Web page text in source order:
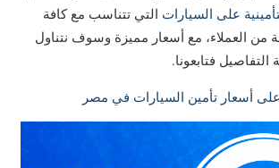
على السيارات التي تتناسب مع كافة
من العملاء، مع أسعار مميزة وسوف نتناول
فتابعونا.
أسعار تأمين السيارات في مصر